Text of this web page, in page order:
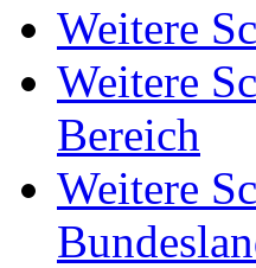
Weitere
Weitere
Bereich
Weitere